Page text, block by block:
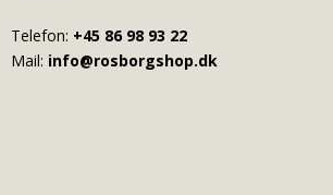
Telefon: +45 86 98 93 22
Mail: info@rosborgshop.dk